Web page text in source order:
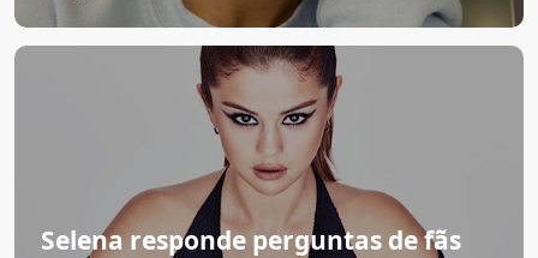
Selena responde perguntas de fãs